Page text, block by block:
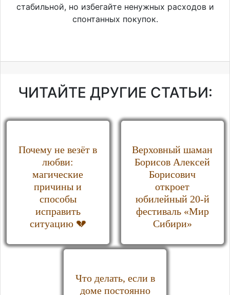
стабильной, но избегайте ненужных расходов и
спонтанных покупок.
ЧИТАЙТЕ ДРУГИЕ СТАТЬИ:
Почему не везёт в
любви:
магические
причины и
способы
исправить
ситуацию 💔
Верховный шаман
Борисов Алексей
Борисович
откроет
юбилейный 20-й
фестиваль «Мир
Сибири»
Что делать, если в
доме постоянно